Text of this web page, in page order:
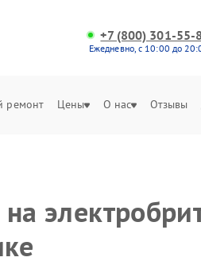
+7 (800) 301-55-
Ежедневно, с 10:00 до
ремонт Цены О нас Отзывы